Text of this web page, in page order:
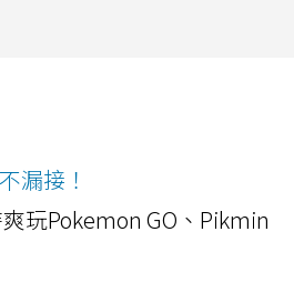
漏接！
玩Pokemon GO、Pikmin